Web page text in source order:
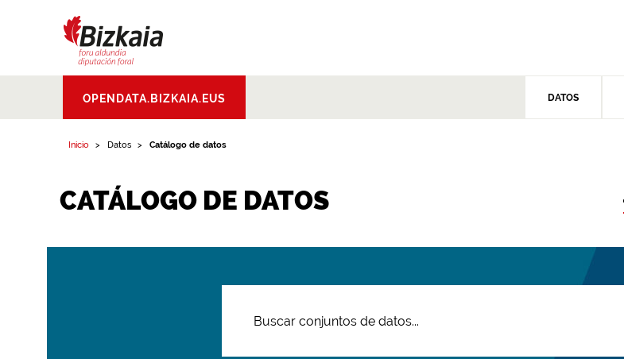
Aldundia.Diputacion
Foral de Bizkaia
OPENDATA.BIZKAIA.EUS DATOS
Inicio Datos Catálogo de datos
CATÁLOGO DE DATOS